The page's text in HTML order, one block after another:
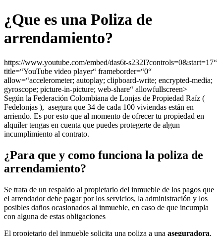
¿Que es una Poliza de
arrendamiento?
https://www.youtube.com/embed/das6t-s232I?controls=0&start=17“
title=“YouTube video player“ frameborder=“0“
allow=“accelerometer; autoplay; clipboard-write; encrypted-media;
gyroscope; picture-in-picture; web-share“ allowfullscreen>
Según la Federación Colombiana de Lonjas de Propiedad Raíz (
Fedelonjas ), asegura que 34 de cada 100 viviendas están en
arriendo. Es por esto que al momento de ofrecer tu propiedad en
alquiler tengas en cuenta que puedes protegerte de algun
incumplimiento al contrato.
¿Para que y como funciona la poliza de
arrendamiento?
Se trata de un respaldo al propietario del inmueble de los pagos que
el arrendador debe pagar por los servicios, la administración y los
posibles daños ocasionados al inmueble, en caso de que incumpla
con alguna de estas obligaciones
El propietario del inmueble solicita una poliza a una aseguradora.